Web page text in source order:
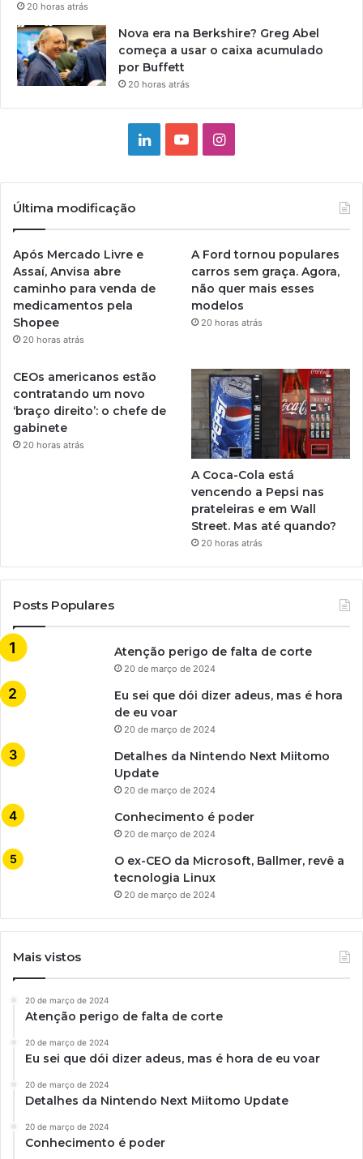
20 horas atrás
Nova era na Berkshire? Greg Abel
começa a usar o caixa acumulado
por Buffett
20 horas atrás
LinkedinYouTubeInstagram
Última modificação
Após Mercado Livre e
Assaí, Anvisa abre
caminho para venda de
medicamentos pela
Shopee
20 horas atrás
A Ford tornou populares
carros sem graça. Agora,
não quer mais esses
modelos
20 horas atrás
CEOs americanos estão
contratando um novo
‘braço direito’: o chefe de
gabinete
20 horas atrás
A Coca-Cola está
vencendo a Pepsi nas
prateleiras e em Wall
Street. Mas até quando?
20 horas atrás
Posts Populares
Atenção perigo de falta de corte
20 de março de 2024
Eu sei que dói dizer adeus, mas é hora
de eu voar
20 de março de 2024
Detalhes da Nintendo Next Miitomo
Update
20 de março de 2024
Conhecimento é poder
20 de março de 2024
O ex-CEO da Microsoft, Ballmer, revê a
tecnologia Linux
20 de março de 2024
Mais vistos
20 de março de 2024
Atenção perigo de falta de corte
20 de março de 2024
Eu sei que dói dizer adeus, mas é hora de eu voar
20 de março de 2024
Detalhes da Nintendo Next Miitomo Update
20 de março de 2024
Conhecimento é poder